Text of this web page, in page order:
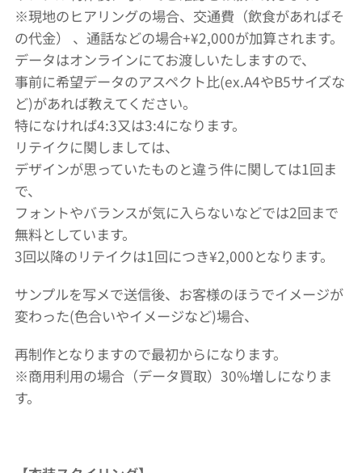
※現地のヒアリングの場合、交通費（飲食があればそ
の代金） 、通話などの場合+¥2,000が加算されます。
データはオンラインにてお渡しいたしますので、
事前に希望データのアスペクト比(ex.A4やB5サイズな
ど)があれば教えてください。
特になければ4:3又は3:4になります。
リテイクに関しましては、
デザインが思っていたものと違う件に関しては1回ま
で、
フォントやバランスが気に入らないなどでは2回まで
無料としています。
3回以降のリテイクは1回につき¥2,000となります。
サンプルを写メで送信後、お客様のほうでイメージが
変わった(色合いやイメージなど)場合、
再制作となりますので最初からになります。
※商用利用の場合（データ買取）30%増しになりま
す。